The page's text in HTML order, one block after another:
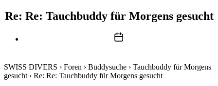
Re: Re: Tauchbuddy für Morgens gesucht
Beitragsdatum
SWISS DIVERS › Foren › Buddysuche › Tauchbuddy für Morgens
gesucht › Re: Re: Tauchbuddy für Morgens gesucht